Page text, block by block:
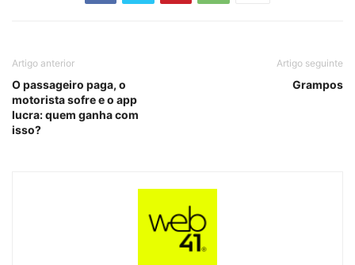
Artigo anterior
O passageiro paga, o
motorista sofre e o app
lucra: quem ganha com
isso?
Artigo seguinte
Grampos